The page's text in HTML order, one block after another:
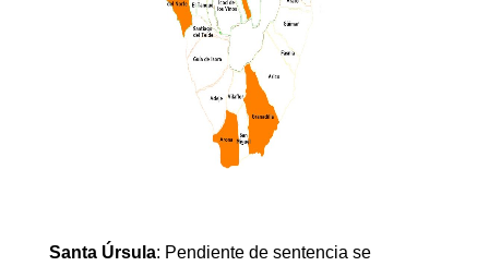
Santa Úrsula: Pendiente de sentencia se